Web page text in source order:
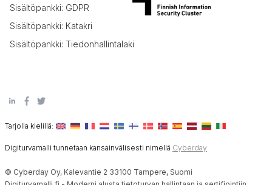
Sisältöpankki: GDPR
Sisältöpankki: Katakri
Sisältöpankki: Tiedonhallintalaki
Tarjolla kielillä:
Digiturvamalli tunnetaan kansainvälisesti nimellä Cyberday
© Cyberday Oy, Kalevantie 2 33100 Tampere, Suomi